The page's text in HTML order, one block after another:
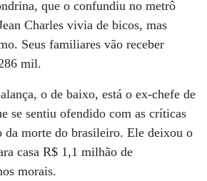
que o confundiu no metrô
Charles vivia de bicos, mas
Seus familiares vão receber
mil.
o de baixo, está o ex-chefe de
se sentiu ofendido com as críticas
da morte do brasileiro. Ele deixou o
casa R$ 1,1 milhão de
morais.